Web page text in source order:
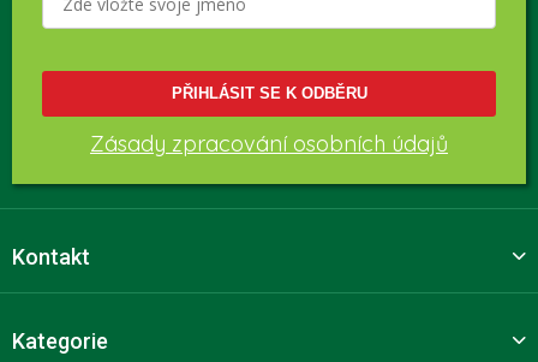
PŘIHLÁSIT SE K ODBĚRU
Zásady zpracování osobních údajů
Kontakt
Kategorie